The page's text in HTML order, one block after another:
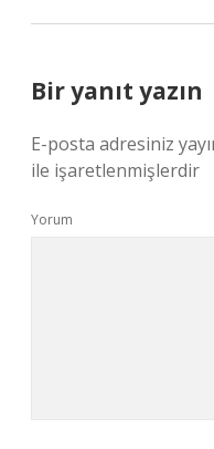
Bir yanıt yazın
E-posta adresiniz
ile işaretlenmişlerdir
Yorum